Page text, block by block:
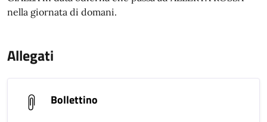
nella giornata di domani.
Allegati
Bollettino